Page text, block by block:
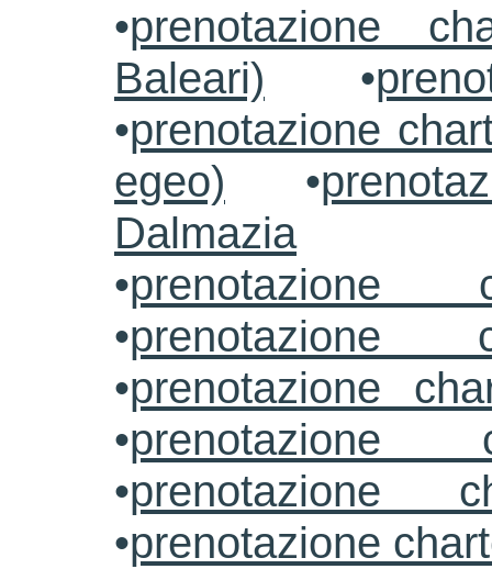
•prenotazione
Baleari) •
•prenotazione
egeo) •
Dalmazia
•prenotazione
•prenotazione
•prenotazione
•prenotazione
•prenotazione
•prenotazione